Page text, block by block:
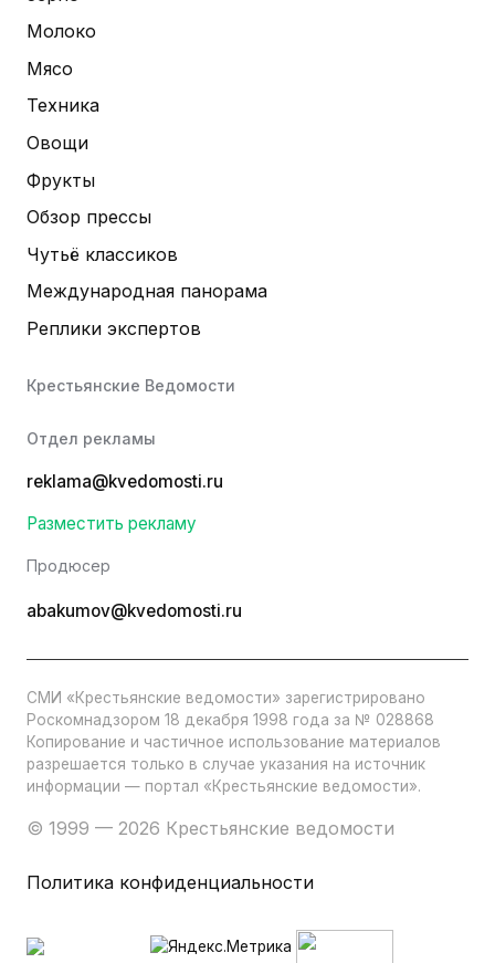
Молоко
Мясо
Техника
Овощи
Фрукты
Обзор прессы
Чутьё классиков
Международная панорама
Реплики экспертов
Крестьянские Ведомости
Отдел рекламы
reklama@kvedomosti.ru
Разместить рекламу
Продюсер
abakumov@kvedomosti.ru
СМИ «Крестьянские ведомости» зарегистрировано
Роскомнадзором 18 декабря 1998 года за № 028868
Копирование и частичное использование материалов
разрешается только в случае указания на источник
информации — портал «Крестьянские ведомости».
© 1999 — 2026 Крестьянские ведомости
Политика конфиденциальности